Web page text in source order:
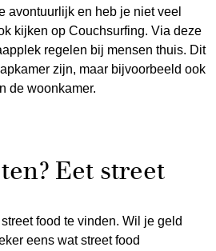
avontuurlijk en heb je niet veel
kijken op Couchsurfing. Via deze
regelen bij mensen thuis. Dit
zijn, maar bijvoorbeeld ook
de woonkamer.
Eet street
food te vinden. Wil je geld
eens wat street food